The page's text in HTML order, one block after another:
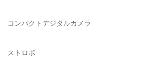
BURTON（バートン）
DELSEY（デルセー）
コンパクトデジタルカメラ
ストロボ